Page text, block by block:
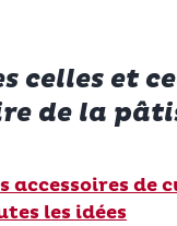
celles et
de la
accessoires de
les idées